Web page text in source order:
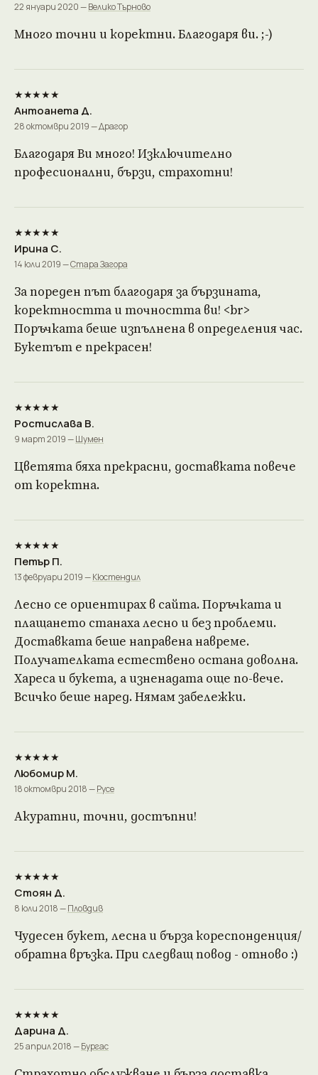
22 януари 2020 —Велико Търново
Много точни и коректни. Благодаря ви. ;-)
★★★★★
Антоанета Д.
28 октомври 2019 — Драгор
Благодаря Ви много! Изключително
професионални, бързи, страхотни!
★★★★★
Ирина С.
14 юли 2019 —Стара Загора
За пореден път благодаря за бързината,
коректността и точността ви! <br>
Поръчката беше изпълнена в определения час.
Букетът е прекрасен!
★★★★★
Ростислава В.
9 март 2019 —Шумен
Цветята бяха прекрасни, доставката повече
от коректна.
★★★★★
Петър П.
13 февруари 2019 —Кюстендил
Лесно се ориентирах в сайта. Поръчката и
плащането станаха лесно и без проблеми.
Доставката беше направена навреме.
Получателката естествено остана доволна.
Хареса и букета, а изненадата още по-вече.
Всичко беше наред. Нямам забележки.
★★★★★
Любомир М.
18 октомври 2018 —Русе
Акуратни, точни, достъпни!
★★★★★
Стоян Д.
8 юли 2018 —Пловдив
Чудесен букет, лесна и бърза кореспонденция/
обратна връзка. При следващ повод - отново :)
★★★★★
Дарина Д.
25 април 2018 —Бургас